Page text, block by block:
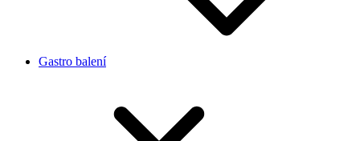
Gastro balení